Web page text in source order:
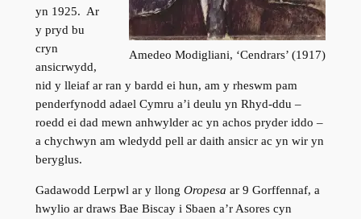
Amedeo Modigliani, ‘Cendrars’ (1917)
yn 1925. Ar
y pryd bu
cryn
ansicrwydd,
nid y lleiaf ar ran y bardd ei hun, am y rheswm pam
penderfynodd adael Cymru a’i deulu yn Rhyd-ddu –
roedd ei dad mewn anhwylder ac yn achos pryder iddo –
a chychwyn am wledydd pell ar daith ansicr ac yn wir yn
beryglus.
Gadawodd Lerpwl ar y llong Oropesa ar 9 Gorffennaf, a
hwylio ar draws Bae Biscay i Sbaen a’r Asores cyn